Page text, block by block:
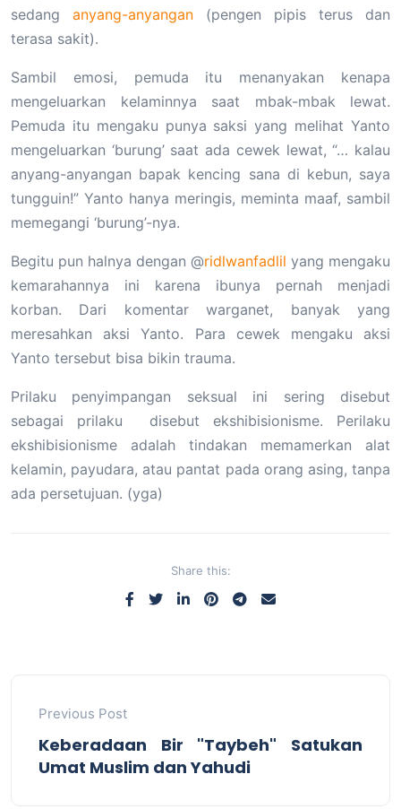
sedang anyang-anyangan (pengen pipis terus dan
terasa sakit).
Sambil emosi, pemuda itu menanyakan kenapa
mengeluarkan kelaminnya saat mbak-mbak lewat.
Pemuda itu mengaku punya saksi yang melihat Yanto
mengeluarkan ‘burung’ saat ada cewek lewat, “… kalau
anyang-anyangan bapak kencing sana di kebun, saya
tungguin!” Yanto hanya meringis, meminta maaf, sambil
memegangi ‘burung’-nya.
Begitu pun halnya dengan @ridlwanfadlil yang mengaku
kemarahannya ini karena ibunya pernah menjadi
korban. Dari komentar warganet, banyak yang
meresahkan aksi Yanto. Para cewek mengaku aksi
Yanto tersebut bisa bikin trauma.
Prilaku penyimpangan seksual ini sering disebut
sebagai prilaku disebut ekshibisionisme. Perilaku
ekshibisionisme adalah tindakan memamerkan alat
kelamin, payudara, atau pantat pada orang asing, tanpa
ada persetujuan. (yga)
Share this:
Previous Post
Keberadaan Bir "Taybeh" Satukan
Umat Muslim dan Yahudi